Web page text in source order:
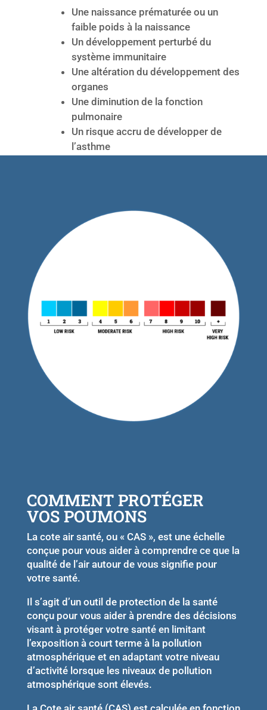
Une naissance prématurée ou un
faible poids à la naissance
Un développement perturbé du
système immunitaire
Une altération du développement des
organes
Une diminution de la fonction
pulmonaire
Un risque accru de développer de
l’asthme
COMMENT PROTÉGER
VOS POUMONS
La cote air santé, ou « CAS », est une échelle
conçue pour vous aider à comprendre ce que la
qualité de l’air autour de vous signifie pour
votre santé.
Il s’agit d’un outil de protection de la santé
conçu pour vous aider à prendre des décisions
visant à protéger votre santé en limitant
l’exposition à court terme à la pollution
atmosphérique et en adaptant votre niveau
d’activité lorsque les niveaux de pollution
atmosphérique sont élevés.